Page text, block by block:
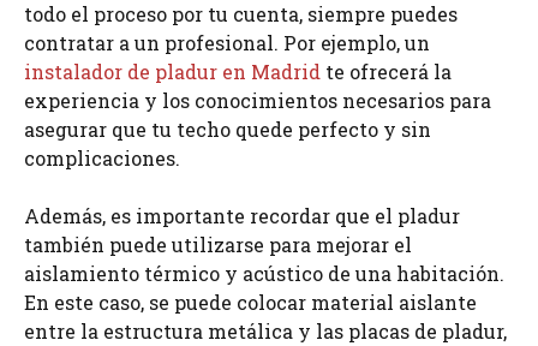
todo el proceso por tu cuenta, siempre puedes
contratar a un profesional. Por ejemplo, un
instalador de pladur en Madrid te ofrecerá la
experiencia y los conocimientos necesarios para
asegurar que tu techo quede perfecto y sin
complicaciones.
Además, es importante recordar que el pladur
también puede utilizarse para mejorar el
aislamiento térmico y acústico de una habitación.
En este caso, se puede colocar material aislante
entre la estructura metálica y las placas de pladur,